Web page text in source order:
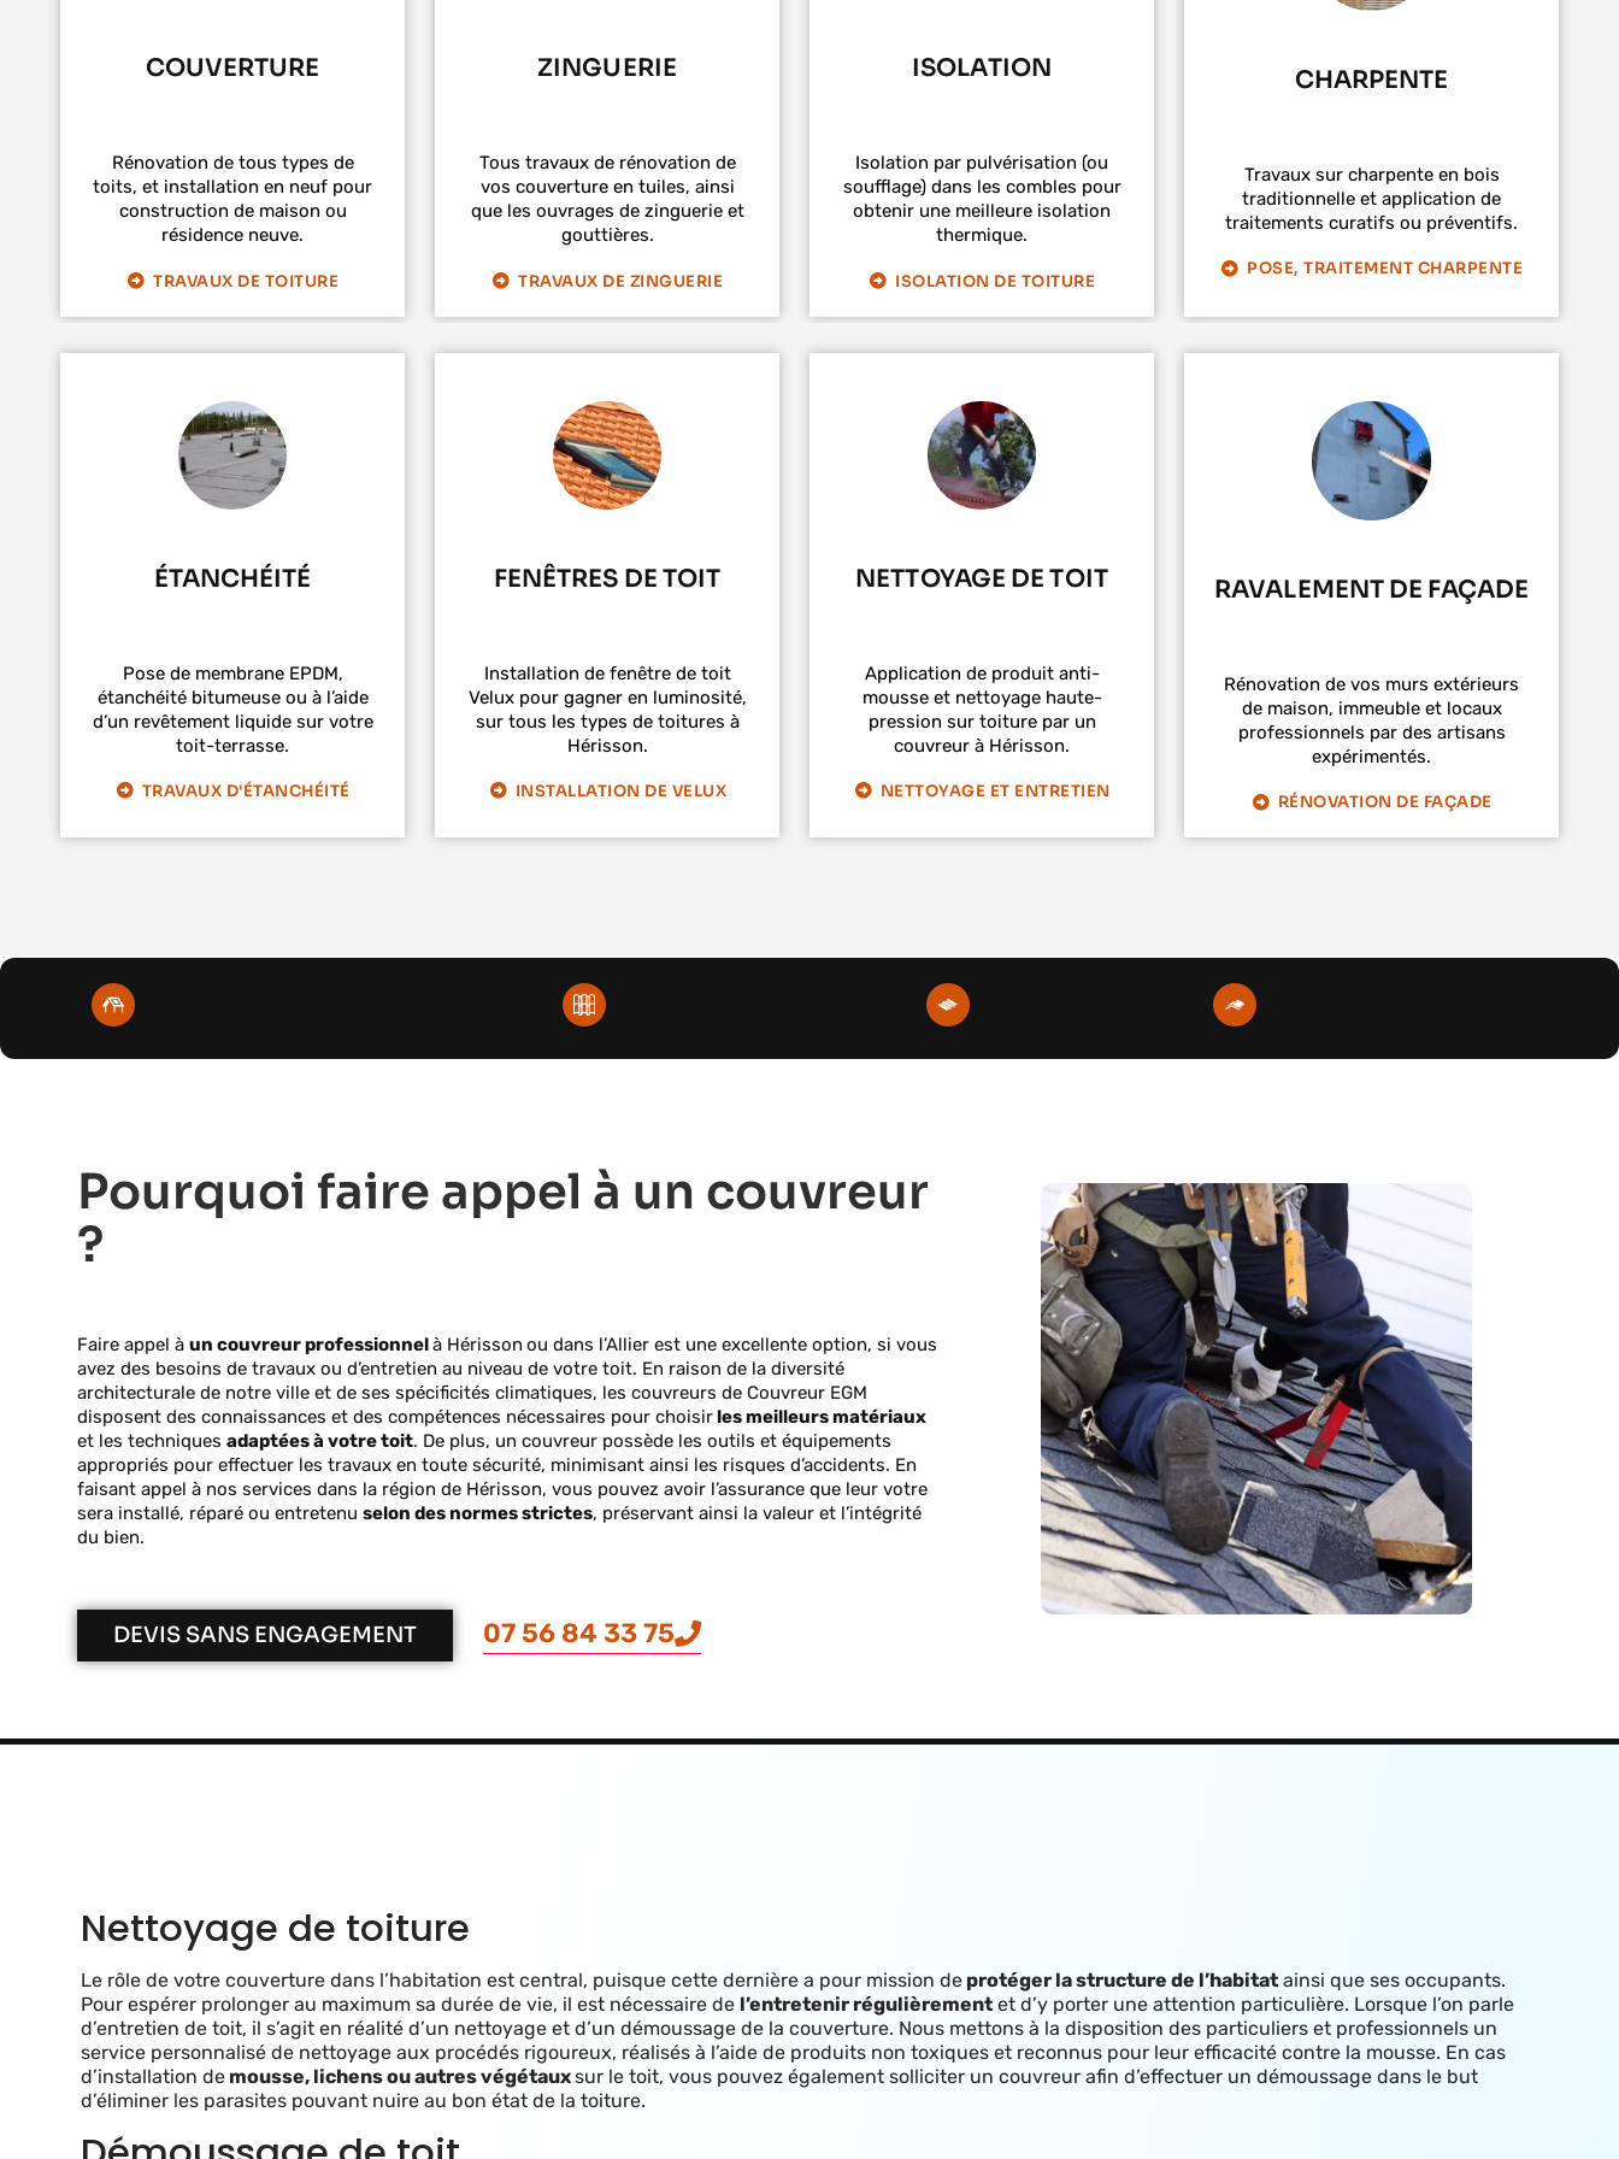
COUVERTURE
Rénovation de tous types de
toits, et installation en neuf pour
construction de maison ou
résidence neuve.
TRAVAUX DE TOITURE
ZINGUERIE
Tous travaux de rénovation de
vos couverture en tuiles, ainsi
que les ouvrages de zinguerie et
gouttières.
TRAVAUX DE ZINGUERIE
ISOLATION
Isolation par pulvérisation (ou
soufflage) dans les combles pour
obtenir une meilleure isolation
thermique.
ISOLATION DE TOITURE
CHARPENTE
Travaux sur charpente en bois
traditionnelle et application de
traitements curatifs ou préventifs.
POSE, TRAITEMENT CHARPENTE
ÉTANCHÉITÉ
Pose de membrane EPDM,
étanchéité bitumeuse ou à l’aide
d’un revêtement liquide sur votre
toit-terrasse.
TRAVAUX D'ÉTANCHÉITÉ
FENÊTRES DE TOIT
Installation de fenêtre de toit
Velux pour gagner en luminosité,
sur tous les types de toitures à
Hérisson.
INSTALLATION DE VELUX
NETTOYAGE DE TOIT
Application de produit anti-
mousse et nettoyage haute-
pression sur toiture par un
couvreur à Hérisson.
NETTOYAGE ET ENTRETIEN
RAVALEMENT DE FAÇADE
Rénovation de vos murs extérieurs
de maison, immeuble et locaux
professionnels par des artisans
expérimentés.
RÉNOVATION DE FAÇADE
Pourquoi faire appel à un couvreur
?
Faire appel à un couvreur professionnelà Hérisson ou dans l’Allier est une excellente option, si vous
avez des besoins de travaux ou d’entretien au niveau de votre toit. En raison de la diversité
architecturale de notre ville et de ses spécificités climatiques, les couvreurs de Couvreur EGM
disposent des connaissances et des compétences nécessaires pour choisirles meilleurs matériaux
et les techniques adaptées à votre toit. De plus, un couvreur possède les outils et équipements
appropriés pour effectuer les travaux en toute sécurité, minimisant ainsi les risques d’accidents. En
faisant appel à nos services dans la région de Hérisson, vous pouvez avoir l’assurance que leur votre
sera installé, réparé ou entretenu selon des normes strictes, préservant ainsi la valeur et l’intégrité
du bien.
DEVIS SANS ENGAGEMENT 07 56 84 33 75
Nettoyage de toiture
Le rôle de votre couverture dans l’habitation est central, puisque cette dernière a pour mission de protéger la structure de l’habitat ainsi que ses occupants.
Pour espérer prolonger au maximum sa durée de vie, il est nécessaire de l’entretenir régulièrement et d’y porter une attention particulière. Lorsque l’on parle
d’entretien de toit, il s’agit en réalité d’un nettoyage et d’un démoussage de la couverture. Nous mettons à la disposition des particuliers et professionnels un
service personnalisé de nettoyage aux procédés rigoureux, réalisés à l’aide de produits non toxiques et reconnus pour leur efficacité contre la mousse. En cas
d’installation de mousse, lichens ou autres végétauxsur le toit, vous pouvez également solliciter un couvreur afin d’effectuer un démoussage dans le but
d’éliminer les parasites pouvant nuire au bon état de la toiture.